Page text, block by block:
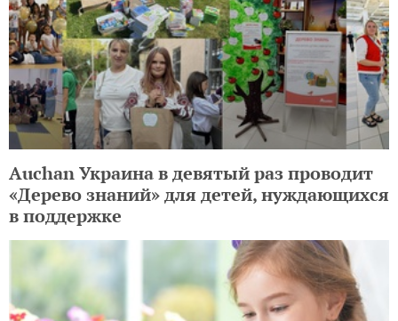
Auchan Украина в девятый раз проводит
«Дерево знаний» для детей, нуждающихся
в поддержке